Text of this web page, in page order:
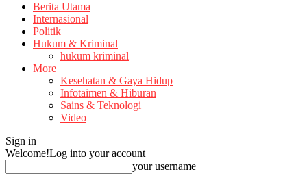
Berita Utama
Internasional
Politik
Hukum & Kriminal
hukum kriminal
More
Kesehatan & Gaya Hidup
Infotaimen & Hiburan
Sains & Teknologi
Video
Sign in
Welcome!Log into your account
your username